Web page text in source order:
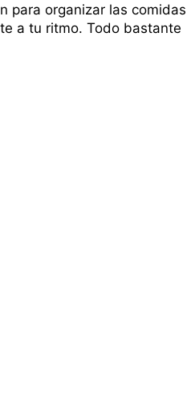
para organizar las comidas
a tu ritmo. Todo bastante